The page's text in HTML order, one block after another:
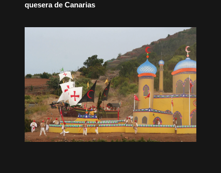
quesera de Canarias